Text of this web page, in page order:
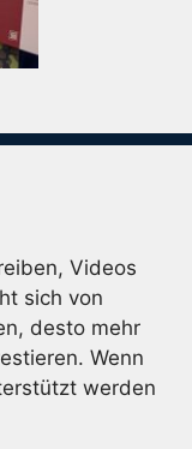
Videos
sich von
desto mehr
Wenn
werden